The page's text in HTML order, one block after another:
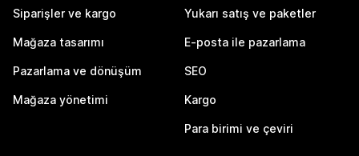
Siparişler ve kargo
Mağaza tasarımı
Pazarlama ve dönüşüm
Mağaza yönetimi
Yukarı satış ve paketler
E-posta ile pazarlama
SEO
Kargo
Para birimi ve çeviri